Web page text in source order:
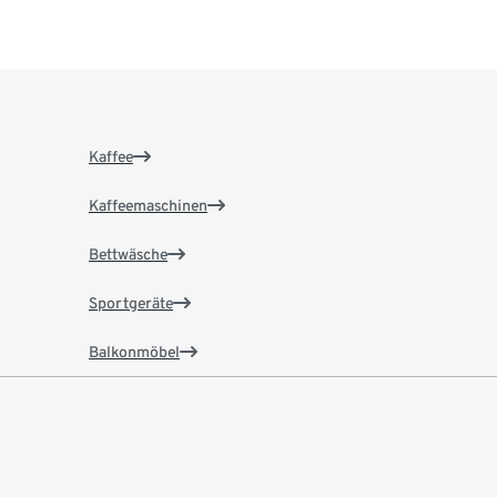
Kaffee
Kaffeemaschinen
Bettwäsche
Sportgeräte
Balkonmöbel